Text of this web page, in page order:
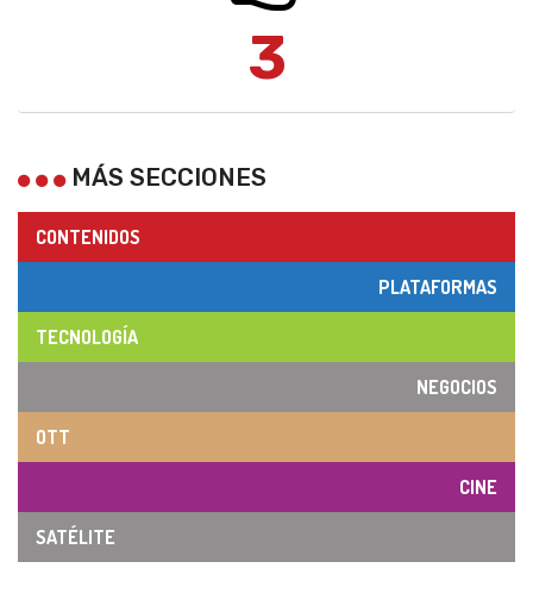
3
MÁS SECCIONES
CONTENIDOS
PLATAFORMAS
TECNOLOGÍA
NEGOCIOS
OTT
CINE
SATÉLITE